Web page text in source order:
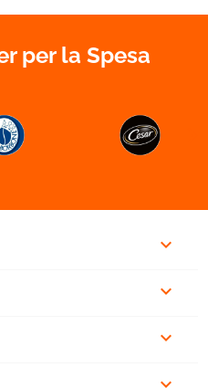
per la Spesa


